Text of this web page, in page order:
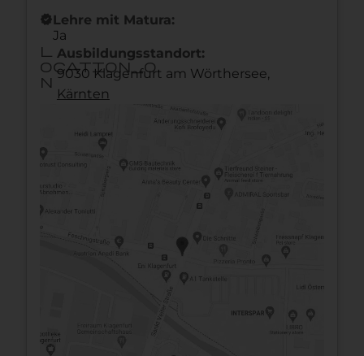
new_releasesLehre mit Matura:
Ja
l
ocation_o
n
Ausbildungsstandort:
9030 Klagenfurt am Wörthersee,
Kärnten